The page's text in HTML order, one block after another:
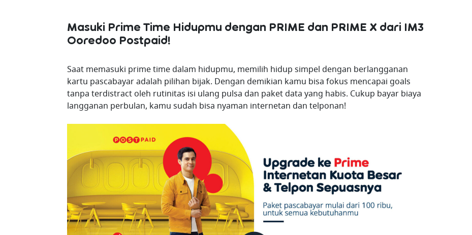
Masuki Prime Time Hidupmu dengan PRIME dan PRIME X dari IM3
Ooredoo Postpaid!
Saat memasuki prime time dalam hidupmu, memilih hidup simpel dengan berlangganan
kartu pascabayar adalah pilihan bijak. Dengan demikian kamu bisa fokus mencapai goals
tanpa terdistract oleh rutinitas isi ulang pulsa dan paket data yang habis. Cukup bayar biaya
langganan perbulan, kamu sudah bisa nyaman internetan dan telponan!